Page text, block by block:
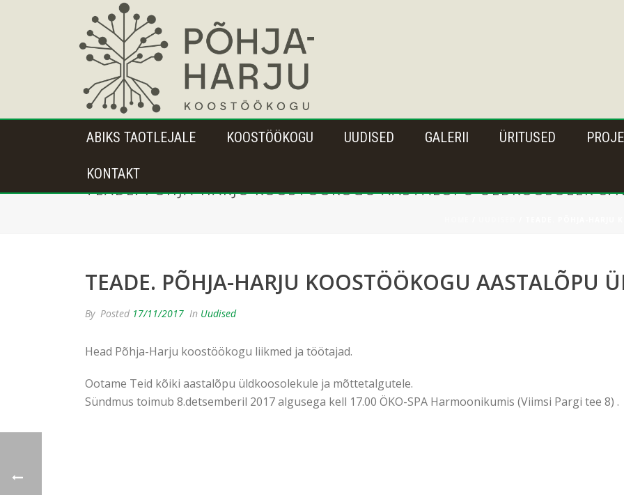
ABIKS TAOTLEJALE KOOSTÖÖKOGU UUDISED GALERII ÜRITUSED
KONTAKT
TEADE. PÕHJA-HARJU KOOSTÖÖKOGU AASTALÕPU ÜLDKOOSOLEK
TEADE. PÕHJA-HARJU KOOSTÖÖKOGU AASTALÕPU
By Posted 17/11/2017 In Uudised
Head Põhja-Harju koostöökogu liikmed ja töötajad.
Ootame Teid kõiki aastalõpu üldkoosolekule ja mõttetalgutele.
Sündmus toimub 8.detsemberil 2017 algusega kell 17.00 ÖKO-SPA Harmoonikumis (Viimsi Pargi tee 8) .